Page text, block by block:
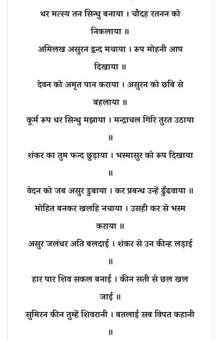
धर मत्स्य तन सिन्धु बनाया । चौदह रतनन को
निकलाया ॥
अमिलख असुरन द्वन्द मचाया । रूप मोहनी आप
दिखाया ॥
देवन को अमृत पान कराया । असुरन को छबि से
बहलाया ॥
कूर्म रूप धर सिन्धु मझाया । मन्द्राचल गिरि तुरत उठाया
॥
शंकर का तुम फन्द छुड़ाया । भस्मासुर को रूप दिखाया
॥
वेदन को जब असुर डुबाया । कर प्रबन्ध उन्हें ढुँढवाया ॥
मोहित बनकर खलहि नचाया । उसही कर से भस्म
कराया ॥
असुर जलंधर अति बलदाई । शंकर से उन कीन्ह लड़ाई
॥
हार पार शिव सकल बनाई । कीन सती से छल खल
जाई ॥
सुमिरन कीन तुम्हें शिवरानी । बतलाई सब विपत कहानी
॥